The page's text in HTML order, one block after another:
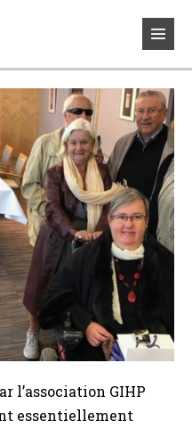
l’association GIHP
essentiellement